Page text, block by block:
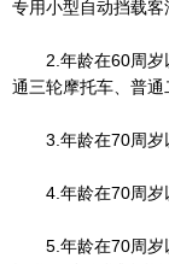
专用小型自动挡载客
2.年龄在60周
通三轮摩托车、普通
3.年龄在70周岁
4.年龄在70周岁
5.年龄在70周